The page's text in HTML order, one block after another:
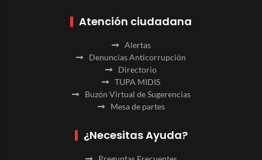
Atención ciudadana
Alertas
Denuncias Anticorrupción
Directorio
TUPA MIDIS
Buzón Virtual de Sugerencias
Mesa de partes
¿Necesitas Ayuda?